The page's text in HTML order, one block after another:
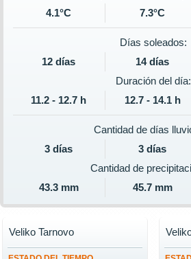
4.1°C
7.3°C
Días soleados:
12 días
14 días
Duración del día:
11.2 - 12.7 h
12.7 - 14.1 h
Cantidad de días
3 días
3 días
Cantidad de
43.3 mm
45.7 mm
Veliko Tarnovo